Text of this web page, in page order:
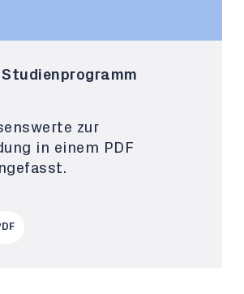
zur
in einem PDF